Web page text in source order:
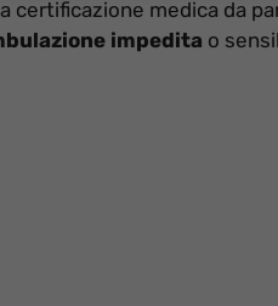
medica da
impedita o